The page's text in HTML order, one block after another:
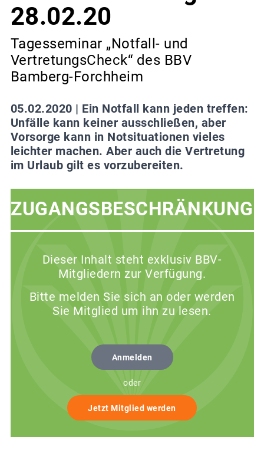
28.02.20
Tagesseminar „Notfall- und
VertretungsCheck“ des BBV
Bamberg-Forchheim
05.02.2020 | Ein Notfall kann jeden treffen:
Unfälle kann keiner ausschließen, aber
Vorsorge kann in Notsituationen vieles
leichter machen. Aber auch die Vertretung
im Urlaub gilt es vorzubereiten.
ZUGANGSBESCHRÄNKUNG
Dieser Inhalt steht exklusiv BBV-
Mitgliedern zur Verfügung.
Bitte melden Sie sich an oder werden
Sie Mitglied um ihn zu lesen.
Anmelden
oder
Jetzt Mitglied werden